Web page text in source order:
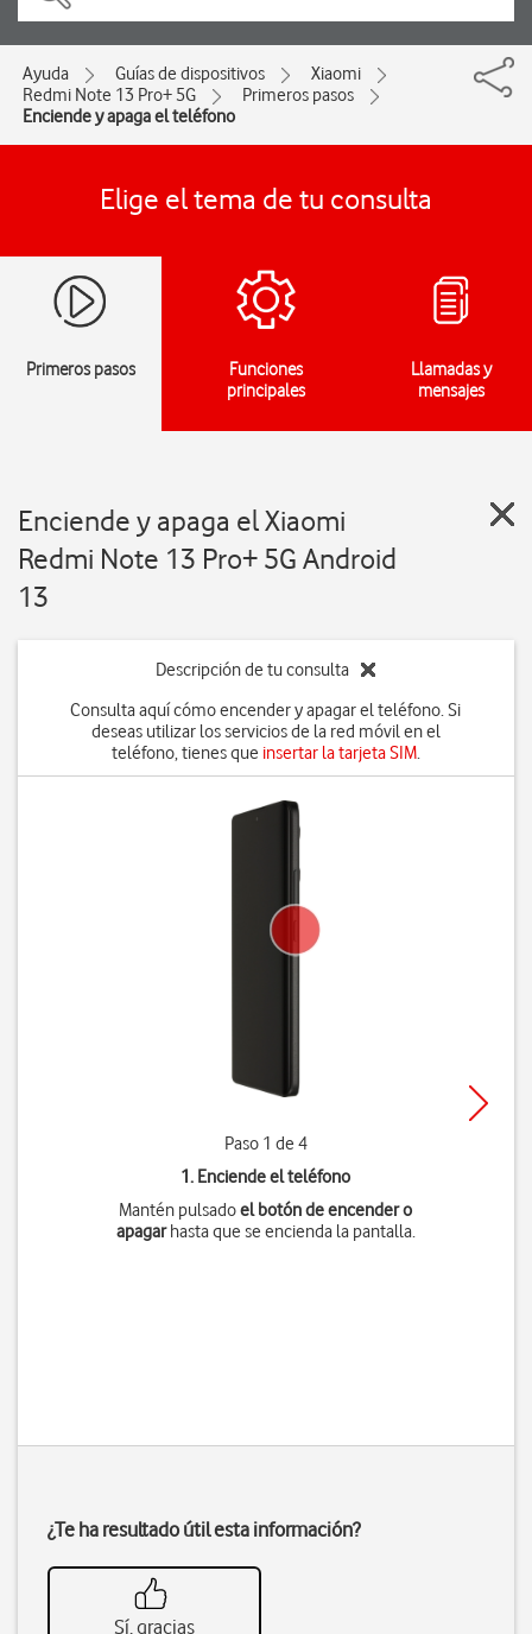
Ayuda Guías de dispositivos
Xiaomi
Redmi Note 13 Pro+ 5G
Primeros pasos
Enciende y apaga el teléfono
Elige el tema de tu consulta
Primeros pasos
Funciones
principales
Llamadas y
mensajes
Enciende y apaga el Xiaomi
Redmi Note 13 Pro+ 5G Android
13
Descripción de tu consulta
Consulta aquí cómo encender y apagar el teléfono. Si
deseas utilizar los servicios de la red móvil en el
teléfono, tienes que insertar la tarjeta SIM.
Paso 1 de 4
1. Enciende el teléfono
Mantén pulsadoel botón de encender o
apagarhasta que se encienda la pantalla.
¿Te ha resultado útil esta información?
Sí, gracias